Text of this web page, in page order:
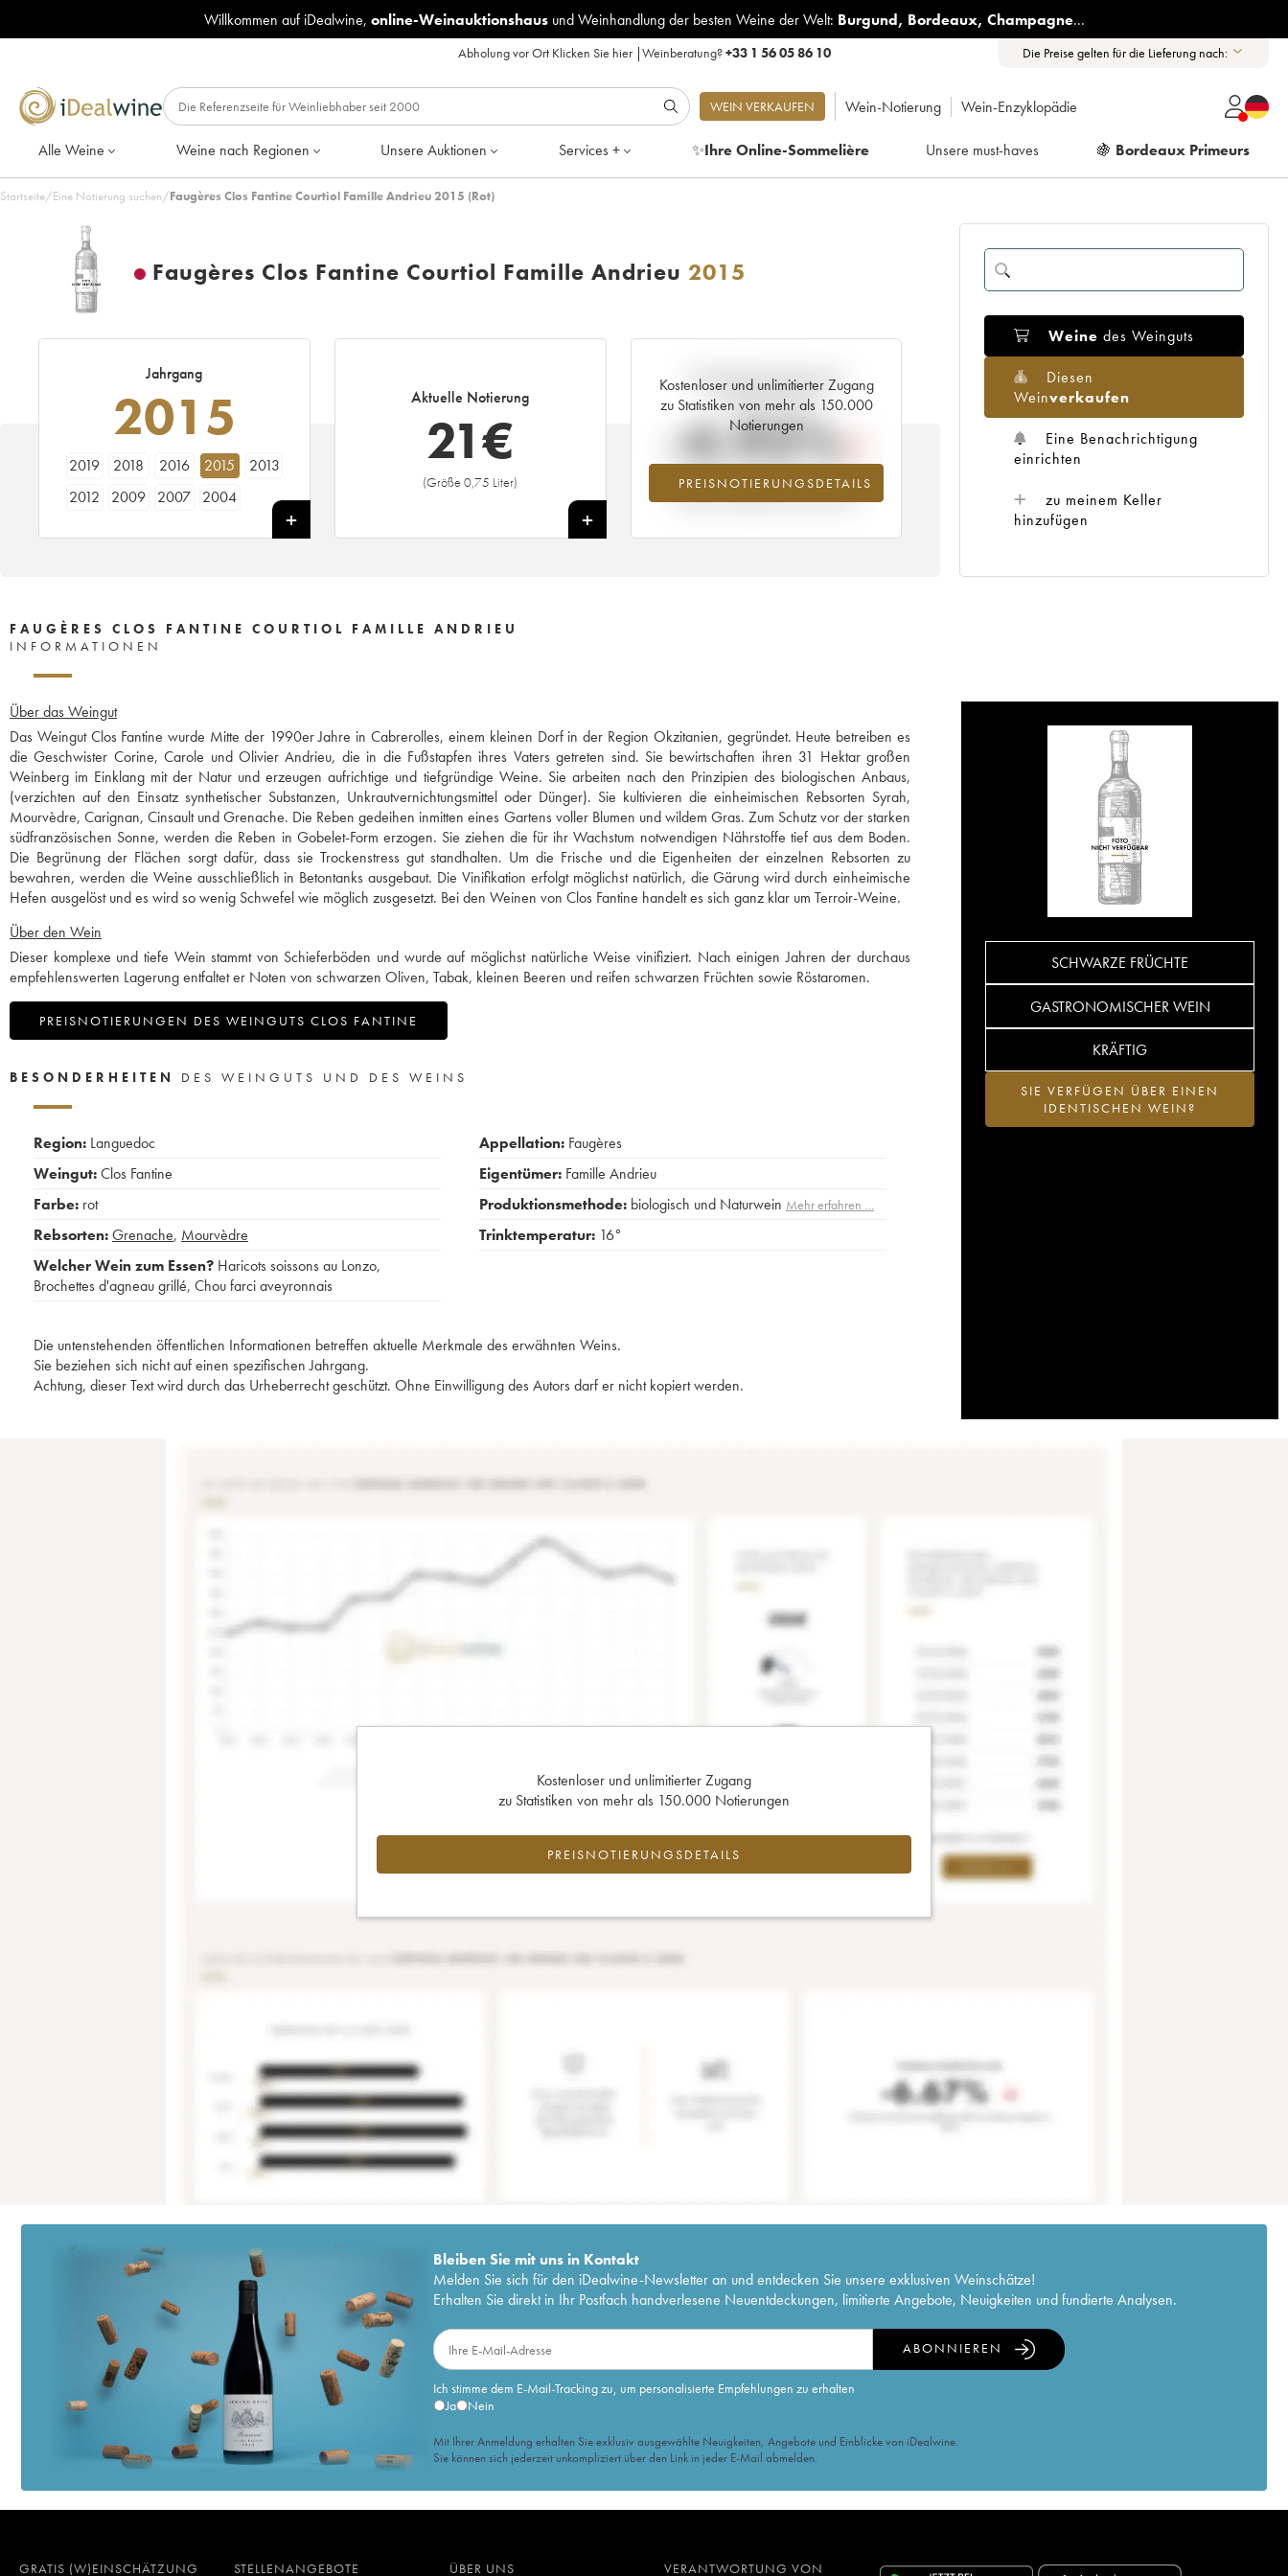
Willkommen auf iDealwine, online-Weinauktionshausund Weinhandlung der besten Weine der Welt: Burgund, Bordeaux, Champagne...
Abholung vor Ort Klicken Sie hier|Weinberatung?+33 1 56 05 86 10 Die Preise gelten für die Lieferung nach:
WEIN VERKAUFEN Wein-Notierung Wein-Enzyklopädie
Alle Weine Weine nach Regionen Unsere Auktionen Services + ✨Ihre Online-Sommelière Unsere must-haves 🍇 Bordeaux Primeurs
Startseite/Eine Notierung suchen/Faugères Clos Fantine Courtiol Famille Andrieu 2015 (Rot)
Faugères Clos Fantine Courtiol Famille Andrieu 2015
Jahrgang
2015
2019 2018 2016 2015
2013
2012
2009 2007 2004
Aktuelle Notierung
21€
(Größe 0,75 Liter)
+
Kostenloser und unlimitierter Zugang
zu Statistiken von mehr als 150.000
Notierungen
PREISNOTIERUNGSDETAILS
Aktuelle Entwicklung der
Preisnotierung
-4.92%
Preisabfall des Jahrgangs 2015 im Jahr
2026 im Vergleich zum Jahr 2025
Weine des Weinguts
Diesen
Weinverkaufen
Eine Benachrichtigung
einrichten
zu meinem Keller
hinzufügen
FAUGÈRES CLOS FANTINE COURTIOL FAMILLE ANDRIEU
INFORMATIONEN
Über das Weingut
Das Weingut Clos Fantine wurde Mitte der 1990er Jahre in Cabrerolles, einem kleinen Dorf in der Region Okzitanien, gegründet. Heute betreiben es
die Geschwister Corine, Carole und Olivier Andrieu, die in die Fußstapfen ihres Vaters getreten sind. Sie bewirtschaften ihren 31 Hektar großen
Weinberg im Einklang mit der Natur und erzeugen aufrichtige und tiefgründige Weine. Sie arbeiten nach den Prinzipien des biologischen Anbaus,
(verzichten auf den Einsatz synthetischer Substanzen, Unkrautvernichtungsmittel oder Dünger). Sie kultivieren die einheimischen Rebsorten Syrah,
Mourvèdre, Carignan, Cinsault und Grenache. Die Reben gedeihen inmitten eines Gartens voller Blumen und wildem Gras. Zum Schutz vor der starken
südfranzösischen Sonne, werden die Reben in Gobelet-Form erzogen. Sie ziehen die für ihr Wachstum notwendigen Nährstoffe tief aus dem Boden.
Die Begrünung der Flächen sorgt dafür, dass sie Trockenstress gut standhalten. Um die Frische und die Eigenheiten der einzelnen Rebsorten zu
bewahren, werden die Weine ausschließlich in Betontanks ausgebaut. Die Vinifikation erfolgt möglichst natürlich, die Gärung wird durch einheimische
Hefen ausgelöst und es wird so wenig Schwefel wie möglich zusgesetzt. Bei den Weinen von Clos Fantine handelt es sich ganz klar um Terroir-Weine.
Über den Wein
Dieser komplexe und tiefe Wein stammt von Schieferböden und wurde auf möglichst natürliche Weise vinifiziert. Nach einigen Jahren der durchaus
empfehlenswerten Lagerung entfaltet er Noten von schwarzen Oliven, Tabak, kleinen Beeren und reifen schwarzen Früchten sowie Röstaromen.
PREISNOTIERUNGEN DES WEINGUTS CLOS FANTINE
SCHWARZE FRÜCHTE
GASTRONOMISCHER WEIN
KRÄFTIG
SIE VERFÜGEN ÜBER EINEN
IDENTISCHEN WEIN?
BESONDERHEITEN DES WEINGUTS UND DES WEINS
Region: Languedoc
Weingut:Clos Fantine
Farbe: rot
Rebsorten:Grenache, Mourvèdre
Welcher Wein zum Essen? Haricots soissons au Lonzo,
Brochettes d'agneau grillé, Chou farci aveyronnais
Appellation: Faugères
Eigentümer: Famille Andrieu
Produktionsmethode: biologisch und Naturwein Mehr erfahren …
Trinktemperatur: 16°
Die untenstehenden öffentlichen Informationen betreffen aktuelle Merkmale des erwähnten Weins.
Sie beziehen sich nicht auf einen spezifischen Jahrgang.
Achtung, dieser Text wird durch das Urheberrecht geschützt. Ohne Einwilligung des Autors darf er nicht kopiert werden.
Kostenloser und unlimitierter Zugang
zu Statistiken von mehr als 150.000 Notierungen
PREISNOTIERUNGSDETAILS
Bleiben Sie mit uns in Kontakt
Melden Sie sich für den iDealwine-Newsletter an und entdecken Sie unsere exklusiven Weinschätze!
Erhalten Sie direkt in Ihr Postfach handverlesene Neuentdeckungen, limitierte Angebote, Neuigkeiten und fundierte Analysen.
Ich stimme dem E-Mail-Tracking zu, um personalisierte Empfehlungen zu erhalten
Ja
Nein
ABONNIEREN
Mit Ihrer Anmeldung erhalten Sie exklusiv ausgewählte Neuigkeiten, Angebote und Einblicke von iDealwine.
Sie können sich jederzeit unkompliziert über den Link in jeder E-Mail abmelden.
GRATIS (W)EINSCHÄTZUNG STELLENANGEBOTE ÜBER UNS VERANTWORTUNG VON